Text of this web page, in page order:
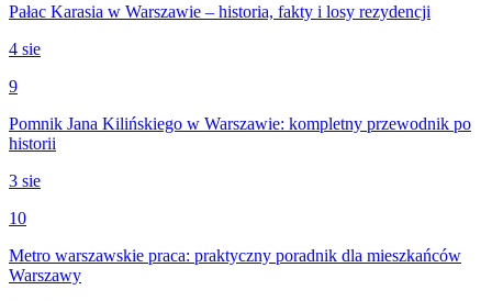
Pałac Karasia w Warszawie – historia, fakty i losy rezydencji
4 sie
9
Pomnik Jana Kilińskiego w Warszawie: kompletny przewodnik po
historii
3 sie
10
Metro warszawskie praca: praktyczny poradnik dla mieszkańców
Warszawy